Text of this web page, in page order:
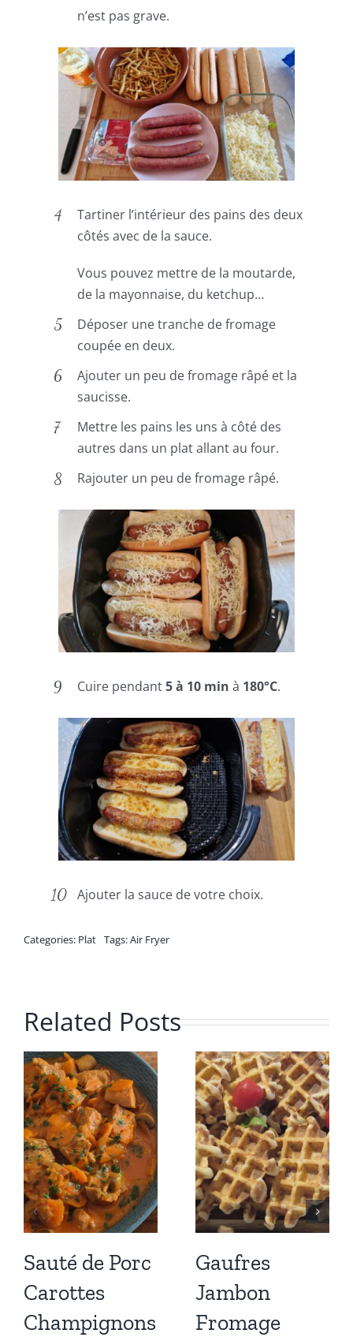
n’est pas grave.
Tartiner l’intérieur des pains des deux
côtés avec de la sauce.
Vous pouvez mettre de la moutarde,
de la mayonnaise, du ketchup…
Déposer une tranche de fromage
coupée en deux.
Ajouter un peu de fromage râpé et la
saucisse.
Mettre les pains les uns à côté des
autres dans un plat allant au four.
Rajouter un peu de fromage râpé.
Cuire pendant5 à 10 min à 180°C.
Ajouter la sauce de votre choix.
Categories: Plat Tags:Air Fryer
Related Posts
Sauté de Porc
Carottes
Champignons
Gaufres
Jambon
Fromage